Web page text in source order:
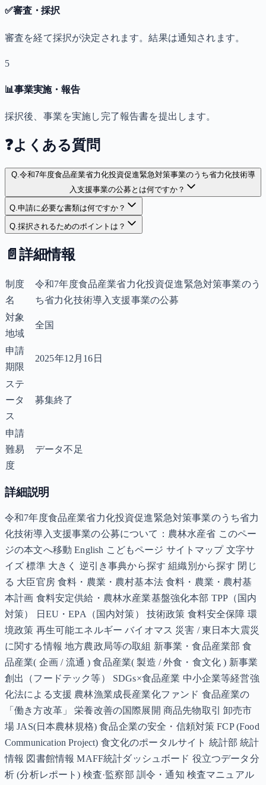
✅審査・採択
審査を経て採択が決定されます。結果は通知されます。
5
📊事業実施・報告
採択後、事業を実施し完了報告書を提出します。
❓よくある質問
Q.令和7年度食品産業省力化投資促進緊急対策事業のうち省力化技術導
入支援事業の公募とは何ですか？
Q.申請に必要な書類は何ですか？
Q.採択されるためのポイントは？
📄 詳細情報
制度
名
令和7年度食品産業省力化投資促進緊急対策事業のう
ち省力化技術導入支援事業の公募
対象
地域
全国
申請
期限
2025年12月16日
ステ
ータ
ス
募集終了
申請
難易
度
データ不足
詳細説明
令和7年度食品産業省力化投資促進緊急対策事業のうち省力
化技術導入支援事業の公募について：農林水産省 このペー
ジの本文へ移動 English こどもページ サイトマップ 文字サ
イズ 標準 大きく 逆引き事典から探す 組織別から探す 閉じ
る 大臣官房 食料・農業・農村基本法 食料・農業・農村基
本計画 食料安定供給・農林水産業基盤強化本部 TPP（国内
対策） 日EU・EPA（国内対策） 技術政策 食料安全保障 環
境政策 再生可能エネルギー バイオマス 災害 / 東日本大震災
に関する情報 地方農政局等の取組 新事業・食品産業部 食
品産業( 企画 / 流通 ) 食品産業( 製造 / 外食・食文化 ) 新事業
創出（フードテック等） SDGs×食品産業 中小企業等経営強
化法による支援 農林漁業成長産業化ファンド 食品産業の
「働き方改革」 栄養改善の国際展開 商品先物取引 卸売市
場 JAS(日本農林規格) 食品企業の安全・信頼対策 FCP (Food
Communication Project) 食文化のポータルサイト 統計部 統計
情報 図書館情報 MAFF統計ダッシュボード 役立つデータ分
析 (分析レポート) 検査·監察部 訓令・通知 検査マニュアル